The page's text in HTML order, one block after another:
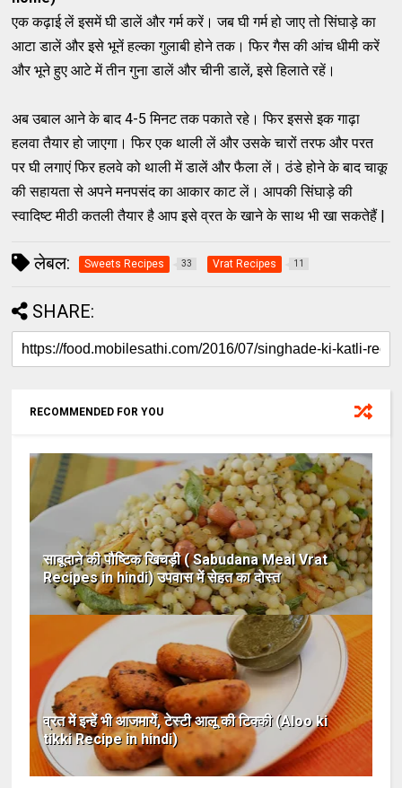
एक कढ़ाई लें इसमें घी डालें और गर्म करें। जब घी गर्म हो जाए तो सिंघाड़े का
आटा डालें और इसे भूनें हल्का गुलाबी होने तक। फिर गैस की आंच धीमी करें
और भूने हुए आटे में तीन गुना डालें और चीनी डालें, इसे हिलाते रहें।
अब उबाल आने के बाद 4-5 मिनट तक पकाते रहे। फिर इससे इक गाढ़ा
हलवा तैयार हो जाएगा। फिर एक थाली लें और उसके चारों तरफ और परत
पर घी लगाएं फिर हलवे को थाली में डालें और फैला लें। ठंडे होने के बाद चाकू
की सहायता से अपने मनपसंद का आकार काट लें। आपकी सिंघाड़े की
स्वादिष्ट मीठी कतली तैयार है आप इसे व्रत के खाने के साथ भी खा सकतेहैं |
लेबल: Sweets Recipes 33 Vrat Recipes 11
SHARE:
RECOMMENDED FOR YOU
साबूदाने की पौष्टिक खिचड़ी ( Sabudana Meal Vrat
Recipes in hindi) उपवास में सेहत का दोस्त
व्रत में इन्हें भी आजमायें, टेस्टी आलू की टिक्की (Aloo ki
tikki Recipe in hindi)